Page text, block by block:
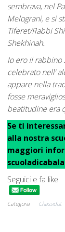
sembrava, nel
Melograni, e si
Tiferet/Rabbi
Shekhinah.
Io ero il rabbino
celebrato nell’
appare nella
fosse
beatitudine era
Se ti
alla nostra
maggiori
Seguici e fa like!
Categoria Chassidut